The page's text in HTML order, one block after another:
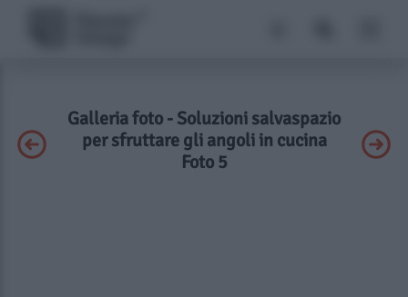
Galleria foto - Soluzioni salvaspazio
per sfruttare gli angoli in cucina
Foto 5